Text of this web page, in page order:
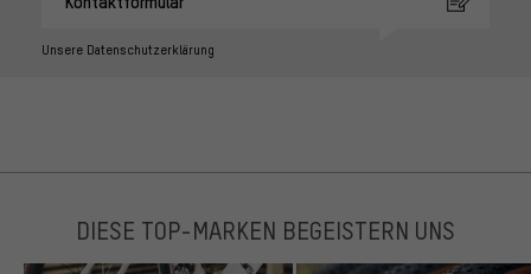
Unsere Datenschutzerklärung
DIESE TOP-MARKEN BEGEISTERN UNS